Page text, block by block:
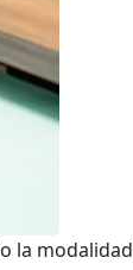
la modalidad